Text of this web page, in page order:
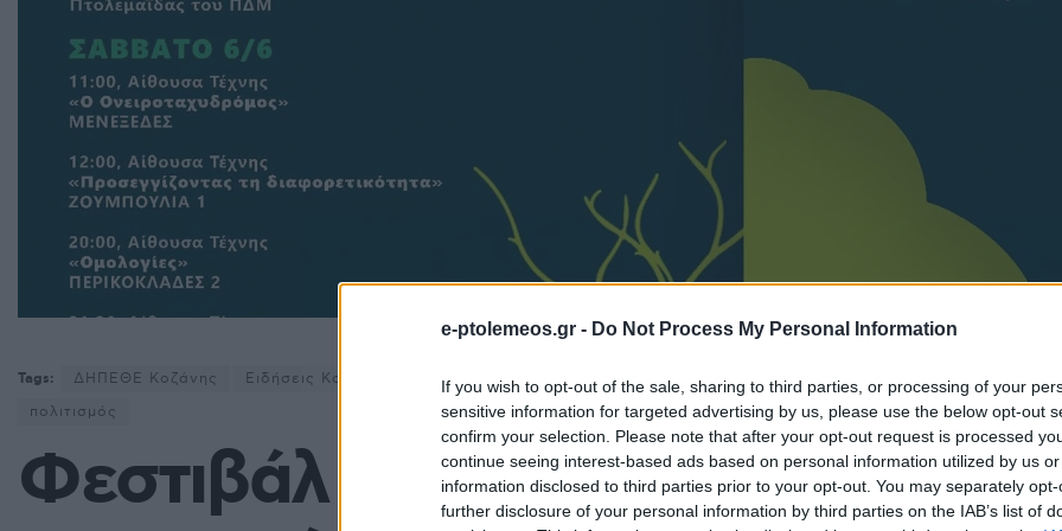
e-ptolemeos.gr - Do Not Process My Personal Information
If you wish to opt-out of the sale, sharing to third parties, or processing of your
sensitive information for targeted advertising by us, please use the below opt-out
confirm your selection. Please note that after your opt-out request is processed
continue seeing interest-based ads based on personal information utilized by us
information disclosed to third parties prior to your opt-out. You may separately
further disclosure of your personal information by third parties on the IAB’s list of
Tags: ΔΗΠΕΘΕ Κοζάνης Ειδήσεις Κοζάνη Εκδηλώσεις θεατρικά εργαστήρια θεατρικές παραστάσεις Κοζάνη
πολιτισμός
Φεστιβάλ Παρουσιάσεων